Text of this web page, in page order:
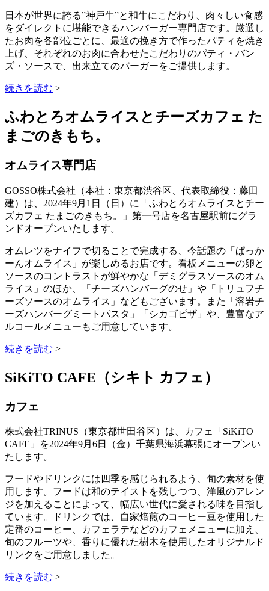
日本が世界に誇る”神戸牛”と和牛にこだわり、肉々しい食感
をダイレクトに堪能できるハンバーガー専門店です。厳選し
たお肉を各部位ごとに、最適の挽き方で作ったパティを焼き
上げ、それぞれのお肉に合わせたこだわりのパティ・バン
ズ・ソースで、出来立てのバーガーをご提供します。
続きを読む >
ふわとろオムライスとチーズカフェ た
まごのきもち。
オムライス専門店
GOSSO株式会社（本社：東京都渋谷区、代表取締役：藤田
建）は、2024年9月1日（日）に「ふわとろオムライスとチー
ズカフェ たまごのきもち。」第一号店を名古屋駅前にグラ
ンドオープンいたします。
オムレツをナイフで切ることで完成する、今話題の「ぱっか
ーんオムライス」が楽しめるお店です。看板メニューの卵と
ソースのコントラストが鮮やかな「デミグラスソースのオム
ライス」のほか、「チーズハンバーグのせ」や「トリュフチ
ーズソースのオムライス」などもございます。また「溶岩チ
ーズハンバーグミートパスタ」「シカゴピザ」や、豊富なア
ルコールメニューもご用意しています。
続きを読む >
SiKiTO CAFE（シキト カフェ）
カフェ
株式会社TRINUS（東京都世田谷区）は、カフェ「SiKiTO
CAFE」を2024年9月6日（金）千葉県海浜幕張にオープンい
たします。
フードやドリンクには四季を感じられるよう、旬の素材を使
用します。フードは和のテイストを残しつつ、洋風のアレン
ジを加えることによって、幅広い世代に愛される味を目指し
ています。ドリンクでは、自家焙煎のコーヒー豆を使用した
定番のコーヒー、カフェラテなどのカフェメニューに加え、
旬のフルーツや、香りに優れた樹木を使用したオリジナルド
リンクをご用意しました。
続きを読む >